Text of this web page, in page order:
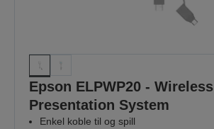
Epson ELPWP20 - Wireless
Presentation System
Enkel koble til og spill